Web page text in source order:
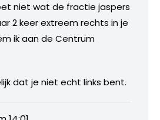
niet wat de fractie jaspers
2 keer extreem rechts in je
ik aan de Centrum
dat je niet echt links bent.